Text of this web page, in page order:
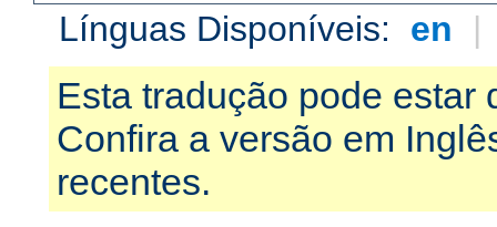
Línguas Disponíveis: en |
Esta tradução pode estar
Confira a versão em
recentes.